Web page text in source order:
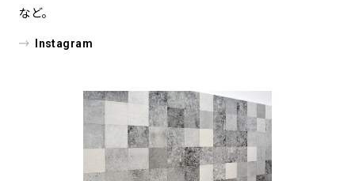
など。
Instagram